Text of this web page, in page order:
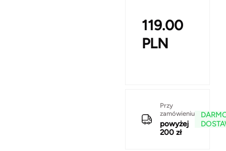
119.00
PLN
Przy
zamówieniu
powyżej
200 zł